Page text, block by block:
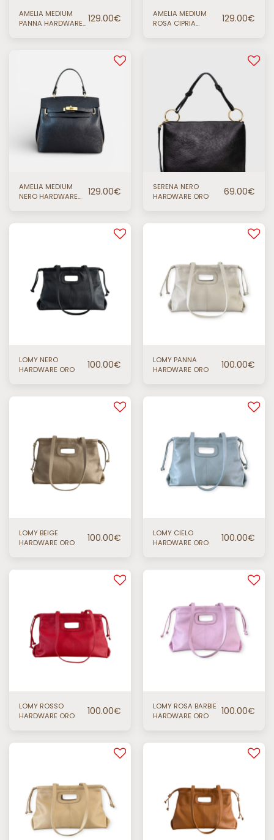
AMELIA MEDIUM
PANNA HARDWARE
129.00€
AMELIA MEDIUM
ROSA CIPRIA
129.00€
AMELIA MEDIUM
NERO HARDWARE
129.00€
SERENA NERO
HARDWARE ORO
69.00€
LOMY NERO
HARDWARE ORO
100.00€
LOMY PANNA
HARDWARE ORO
100.00€
LOMY BEIGE
HARDWARE ORO
100.00€
LOMY CIELO
HARDWARE ORO
100.00€
LOMY ROSSO
HARDWARE ORO
100.00€
LOMY ROSA BARBIE
HARDWARE ORO
100.00€